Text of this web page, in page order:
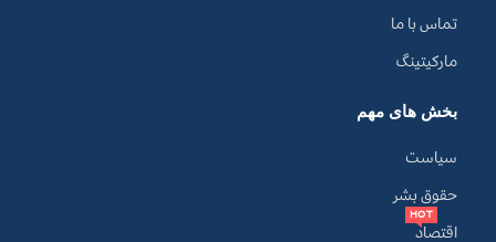
تماس با ما
مارکیتینگ
بخش های مهم
سیاست
حقوق بشر
اقتصاد
HOT